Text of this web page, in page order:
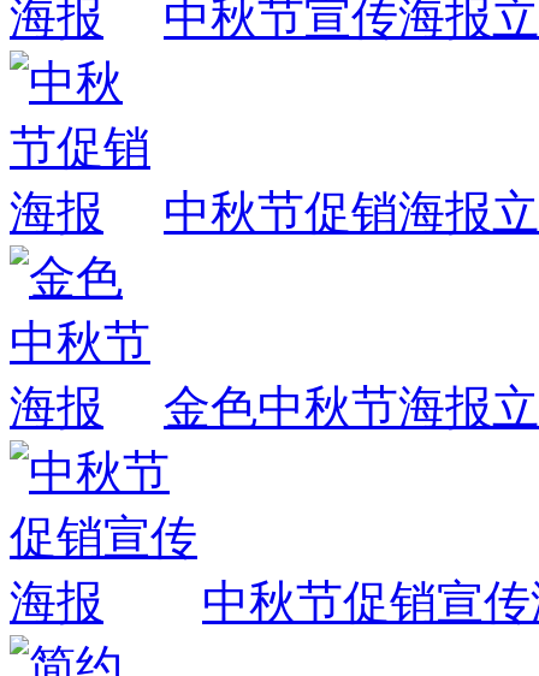
中秋节宣传海报
中秋节促销海报
金色中秋节海报
中秋节促销宣